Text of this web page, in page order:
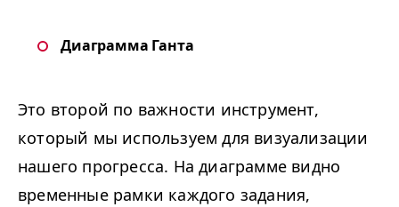
Диаграмма Ганта
Это второй по важности инструмент,
который мы используем для визуализации
нашего прогресса. На диаграмме видно
временные рамки каждого задания,